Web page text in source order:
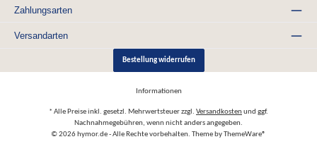
Zahlungsarten
Versandarten
Bestellung widerrufen
Informationen
* Alle Preise inkl. gesetzl. Mehrwertsteuer zzgl. Versandkosten und ggf.
Nachnahmegebühren, wenn nicht anders angegeben.
© 2026 hymor.de - Alle Rechte vorbehalten. Theme byThemeWare®